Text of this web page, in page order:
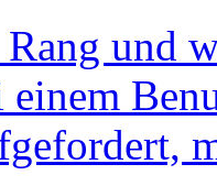
und
einem